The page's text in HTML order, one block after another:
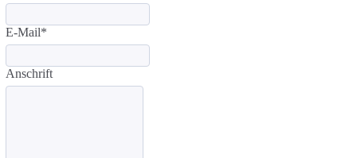
E-Mail*
Anschrift